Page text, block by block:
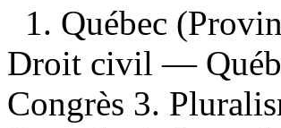
1. Québec
Droit civil —
Congrès 3.